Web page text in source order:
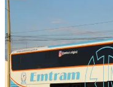
aqui
o
seu
e-
mail